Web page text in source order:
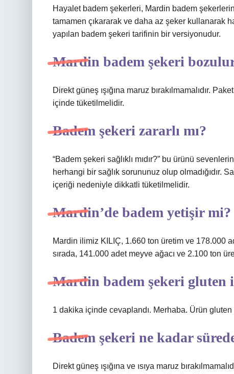
Hayalet badem şekerleri, Mardin badem
tamamen çıkararak ve daha az şeker kullanarak
yapılan badem şekeri tarifinin bir versiyonudur.
Mardin badem şekeri
Direkt güneş ışığına maruz bırakılmamalıdır.
içinde tüketilmelidir.
Badem şekeri zararlı mı?
“Badem şekeri sağlıklı mıdır?” bu ürünü
herhangi bir sağlık sorununuz olup olmadığıdır.
içeriği nedeniyle dikkatli tüketilmelidir.
Mardin’de badem yetişir mi?
Mardin ilimiz KILIÇ, 1.660 ton üretim ve 178.000
sırada, 141.000 adet meyve ağacı ve 2.100 ton
Mardin badem şekeri gluten
1 dakika içinde cevaplandı. Merhaba. Ürün gluten
Badem şekeri ne kadar
Direkt güneş ışığına ve ısıya maruz